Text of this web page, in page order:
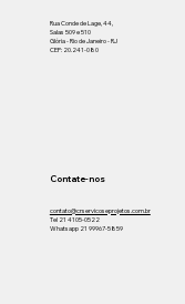
Rua Conde de Lage, 44,
Salas 509 e 510
Glória - Rio de Janeiro - RJ
CEP: 20.241-080
Contate-nos
contato@crservicoseprojetos.com.br
Tel 21 4105-0522
Whatsapp 21 99967-5859